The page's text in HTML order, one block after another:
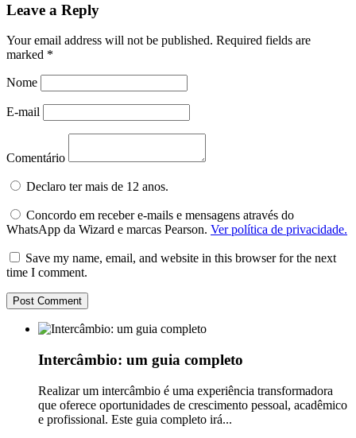
Leave a Reply
Your email address will not be published. Required fields are
marked *
Nome
E-mail
Comentário
Declaro ter mais de 12 anos.
Concordo em receber e-mails e mensagens através do
WhatsApp da Wizard e marcas Pearson. Ver política de privacidade.
Save my name, email, and website in this browser for the next
time I comment.
Intercâmbio: um guia completo
Realizar um intercâmbio é uma experiência transformadora
que oferece oportunidades de crescimento pessoal, acadêmico
e profissional. Este guia completo irá...